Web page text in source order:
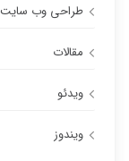
طراحی وب سایت
مقالات
ویدئو
ویندوز